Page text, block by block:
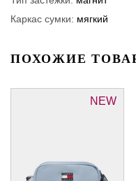
Каркас сумки: мягкий
ПОХОЖИЕ
NEW